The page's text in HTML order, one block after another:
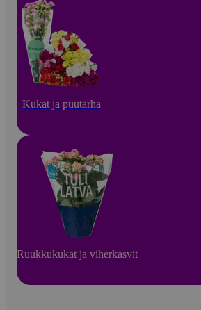
Kukat ja puutarha
Ruukkukukat ja viherkasvit